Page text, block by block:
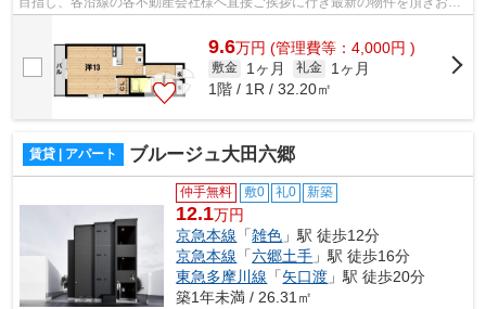
9.6万円 (管理費等：4,000円 )
敷金 1ヶ月 礼金
1ヶ月
1階 / 1R / 32.20㎡
賃貸 | アパート ブルージュ大田六郷
仲手無料 敷0 礼0 新築
12.1万円
京急本線 「雑色 」駅 徒歩12分
京急本線 「六郷土手 」駅 徒歩16分
東急多摩川線 「矢口渡 」駅 徒歩20分
築1年未満 / 26.31㎡